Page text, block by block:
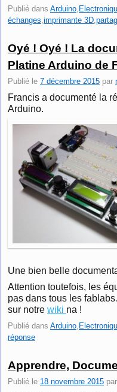
Publié dans Arduino
échanges imprimante 3D
Oyé ! Oyé ! La
Platine Arduino de
Publié le 7 décembre 2015 par
Francis a documenté la
Arduino.
Une bien belle
Attention toutefois, les
pas dans tous les
sur notre wiki na !
Publié dans Arduino
réponse
Apprendre,
Publié le 18 novembre 2015 par